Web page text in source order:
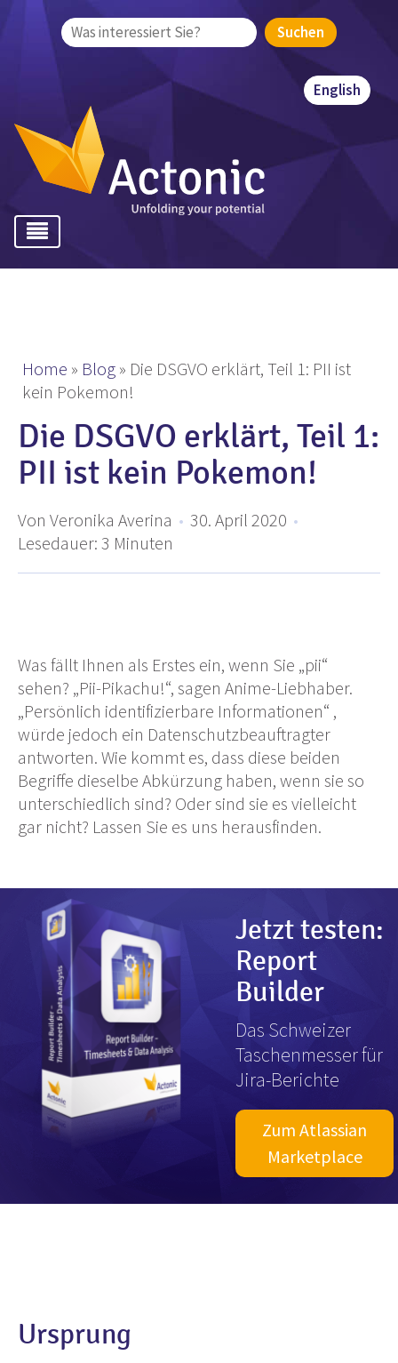
English
Suchen
Home » Blog » Die DSGVO erklärt, Teil 1: PII ist
kein Pokemon!
Die DSGVO erklärt, Teil 1:
PII ist kein Pokemon!
Von Veronika Averina • 30. April 2020 •
Lesedauer: 3 Minuten
Was fällt Ihnen als Erstes ein, wenn Sie „pii“
sehen? „Pii-Pikachu!“, sagen Anime-Liebhaber.
„Persönlich identifizierbare Informationen“ ,
würde jedoch ein Datenschutzbeauftragter
antworten. Wie kommt es, dass diese beiden
Begriffe dieselbe Abkürzung haben, wenn sie so
unterschiedlich sind? Oder sind sie es vielleicht
gar nicht? Lassen Sie es uns herausfinden.
Jetzt testen:
Report
Builder
Das Schweizer
Taschenmesser für
Jira-Berichte
Zum Atlassian
Marketplace
Ursprung